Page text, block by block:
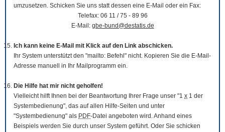
umzusetzen. Schicken Sie uns statt dessen eine E-Mail oder ein Fax:
Telefax: 06 11 / 75 - 89 96
E-Mail: gbe-bund@destatis.de
Ich kann keine E-Mail mit Klick auf den Link abschicken.
Ihr System unterstützt den "mailto: Befehl" nicht. Kopieren Sie die E-Mail-
Adresse manuell in Ihr Mailprogramm ein.
Die Hilfe hat mir nicht geholfen!
Vielleicht hilft Ihnen bei der Beantwortung Ihrer Frage unser "1 x 1 der
Systembedienung", das auf allen Hilfe-Seiten und unter
"Systembedienung" als PDF-Datei angeboten wird. Anhand eines
Beispiels werden Sie durch unser System geführt. Oder Sie schicken